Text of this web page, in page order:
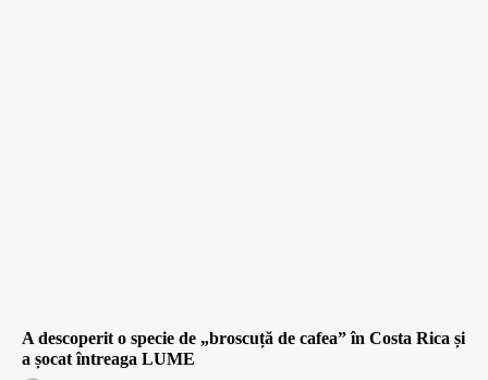
A descoperit o specie de „broscuță de cafea” în Costa Rica și
a șocat întreaga LUME